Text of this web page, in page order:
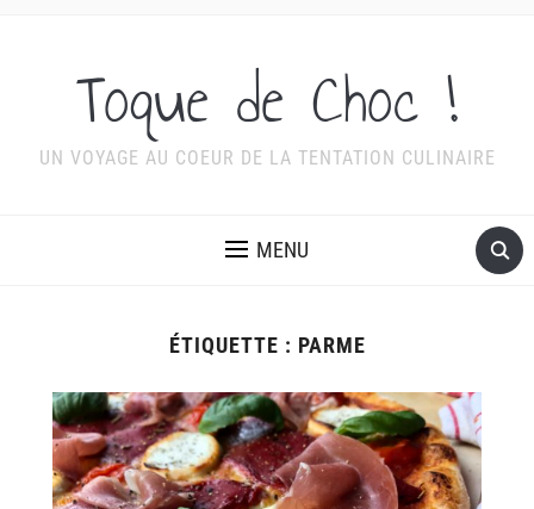
Toque de Choc !
UN VOYAGE AU COEUR DE LA TENTATION CULINAIRE
MENU
ÉTIQUETTE : PARME